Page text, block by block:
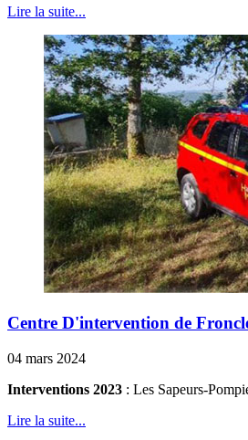
Lire la suite...
Centre D'intervention de
04 mars 2024
Interventions 2023 : Les Sapeurs-
Lire la suite...